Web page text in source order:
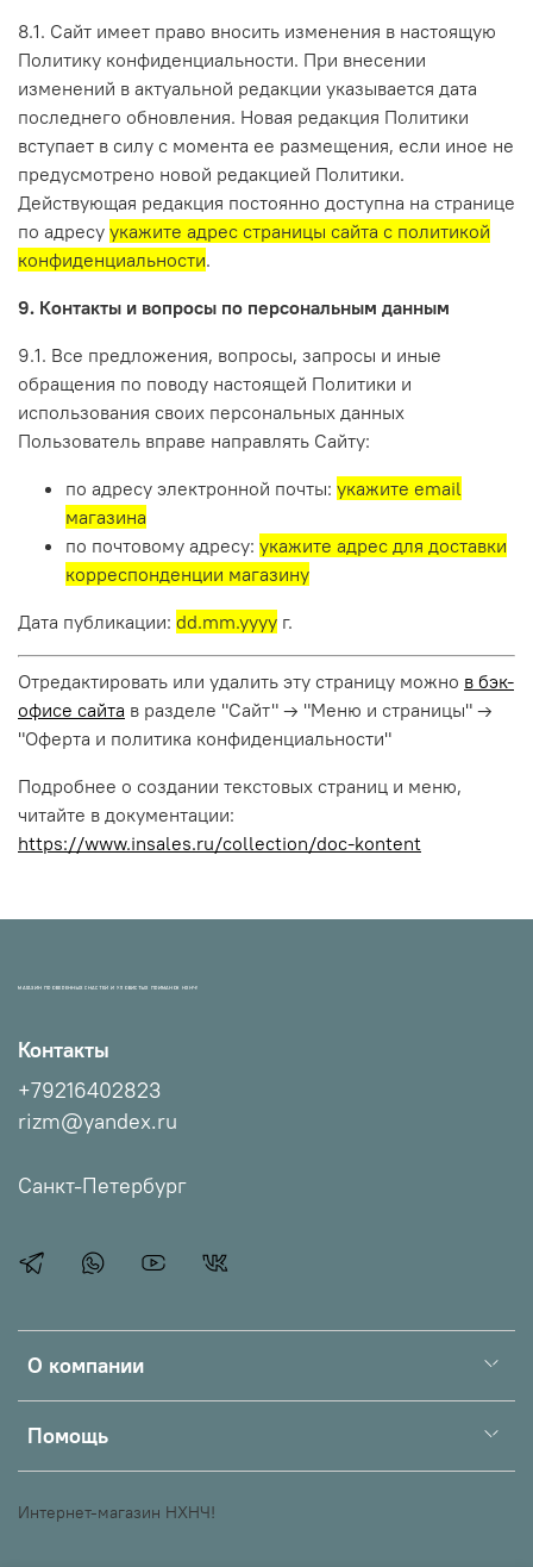
8.1. Сайт имеет право вносить изменения в настоящую
Политику конфиденциальности. При внесении
изменений в актуальной редакции указывается дата
последнего обновления. Новая редакция Политики
вступает в силу с момента ее размещения, если иное не
предусмотрено новой редакцией Политики.
Действующая редакция постоянно доступна на странице
по адресу укажите адрес страницы сайта с политикой
конфиденциальности.
9. Контакты и вопросы по персональным данным
9.1. Все предложения, вопросы, запросы и иные
обращения по поводу настоящей Политики и
использования своих персональных данных
Пользователь вправе направлять Сайту:
по адресу электронной почты: укажите email
магазина
по почтовому адресу: укажите адрес для доставки
корреспонденции магазину
Дата публикации: dd.mm.yyyy г.
Отредактировать или удалить эту страницу можно в бэк-
офисе сайта в разделе "Сайт" → "Меню и страницы" →
"Оферта и политика конфиденциальности"
Подробнее о создании текстовых страниц и меню,
читайте в документации:
https://www.insales.ru/collection/doc-kontent
МАГАЗИН ПРОВЕРЕННЫХ СНАСТЕЙ И УЛОВИСТЫХ ПРИМАНОК НХНЧ!
О компании
Помощь
Контакты
+79216402823
rizm@yandex.ru
Санкт-Петербург
Интернет-магазин НХНЧ!